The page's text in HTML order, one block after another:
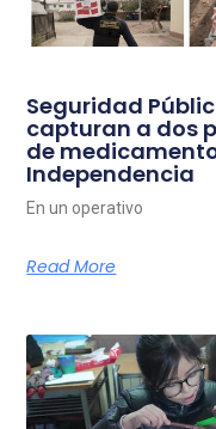
Seguridad
capturan a dos
de
Independencia
En un operativo
Read More